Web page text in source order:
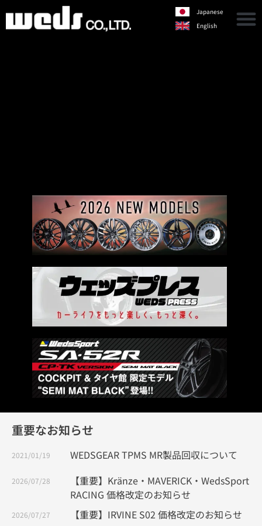
Japanese
English
重要なお知らせ
WEDSGEAR TPMS MR製品回収について
2021/01/19
【重要】Kränze・MAVERICK・WedsSport
RACING 価格改定のお知らせ
2026/07/28
【重要】IRVINE S02 価格改定のお知らせ
2026/07/27